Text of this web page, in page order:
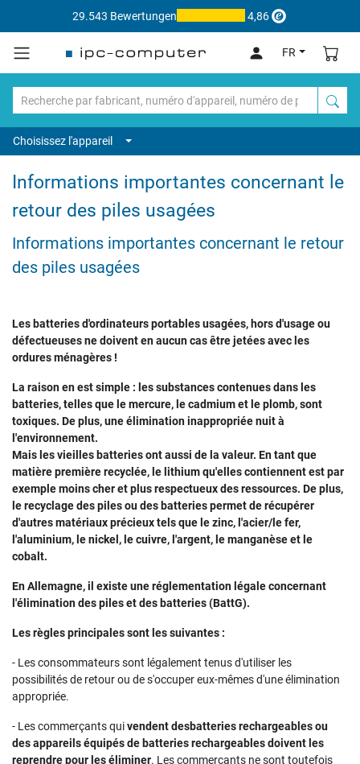
29.543 Bewertungen 4,86
FR
Choisissez l'appareil
Informations importantes concernant le
retour des piles usagées
Informations importantes concernant le retour
des piles usagées
Les batteries d'ordinateurs portables usagées, hors d'usage ou
défectueuses ne doivent en aucun cas être jetées avec les
ordures ménagères !
La raison en est simple : les substances contenues dans les
batteries, telles que le mercure, le cadmium et le plomb, sont
toxiques. De plus, une élimination inappropriée nuit à
l'environnement.
Mais les vieilles batteries ont aussi de la valeur. En tant que
matière première recyclée, le lithium qu'elles contiennent est par
exemple moins cher et plus respectueux des ressources. De plus,
le recyclage des piles ou des batteries permet de récupérer
d'autres matériaux précieux tels que le zinc, l'acier/le fer,
l'aluminium, le nickel, le cuivre, l'argent, le manganèse et le
cobalt.
En Allemagne, il existe une réglementation légale concernant
l'élimination des piles et des batteries (BattG).
Les règles principales sont les suivantes :
- Les consommateurs sont légalement tenus d'utiliser les
possibilités de retour ou de s'occuper eux-mêmes d'une élimination
appropriée.
- Les commerçants quivendent desbatteries rechargeables ou
des appareils équipés de batteries rechargeables doivent les
reprendre pour les éliminer. Les commerçants ne sont toutefois